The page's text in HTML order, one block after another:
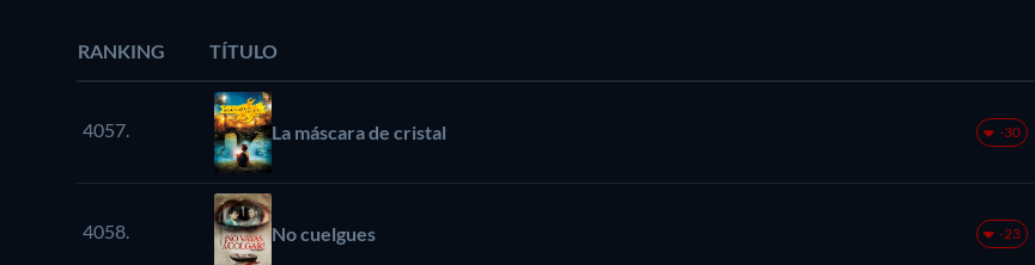
RANKING TÍTULO
4057. La máscara de cristal -30
4058. No cuelgues -23